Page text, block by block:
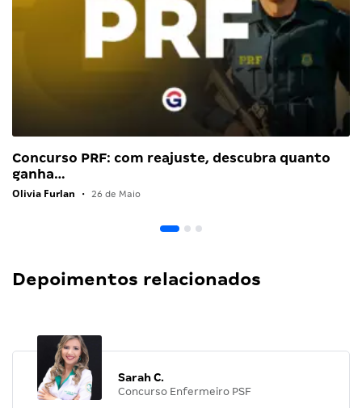
Concurso PRF: com reajuste, descubra quanto
ganha…
Olivia Furlan • 26 de Maio
Depoimentos relacionados
Sarah C.
Concurso Enfermeiro PSF